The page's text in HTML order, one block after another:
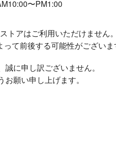
〜PM1:00
トアはご利用いただけません。
って前後する可能性がございま
誠に申し訳ございません。
願い申し上げます。